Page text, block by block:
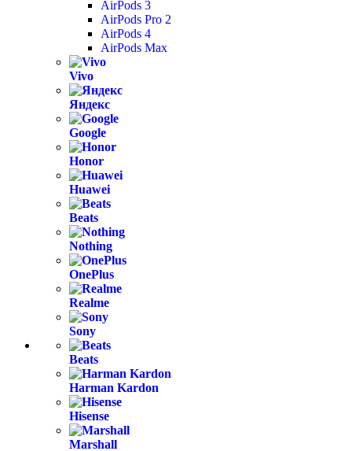
AirPods 3
AirPods Pro 2
AirPods 4
AirPods Max
Vivo
Яндекс
Google
Honor
Huawei
Beats
Nothing
OnePlus
Realme
Sony
Beats
Harman Kardon
Hisense
Marshall